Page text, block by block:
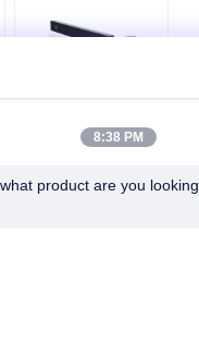
Granit-parallelen
8:38 PM
product are you looking